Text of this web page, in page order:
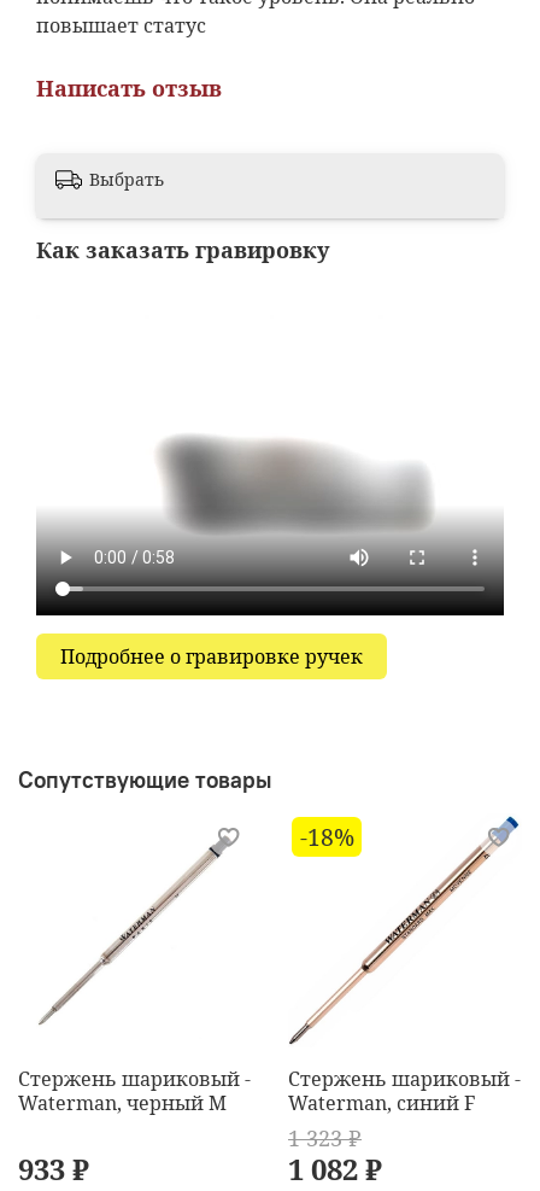
повышает статус
Написать отзыв
Выбрать
Как заказать гравировку
Подробнее о гравировке ручек
Сопутствующие товары
Стержень шариковый -
Waterman, черный M
933 ₽
-18%
Стержень шариковый -
Waterman, синий F
1 323 ₽
1 082 ₽